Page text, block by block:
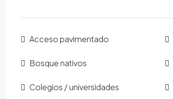
Acceso pavimentado
Bosque nativos
Colegios / universidades